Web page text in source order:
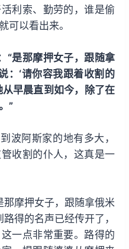
利索、勤劳的，谁是偷
可以看出来。
“是那摩押女子，跟随拿
：‘请你容我跟着收割的
从早晨直到如今，除了在
”
波阿斯家的地有多大，
收割的仆人，这真是一
那摩押女子，跟随拿俄米
得的名声已经传开了，
一点非常重要。路得的